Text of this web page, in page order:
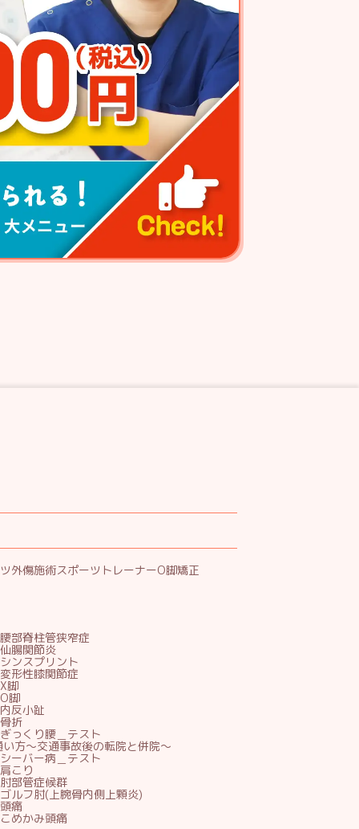
外傷施術スポーツトレーナーO脚矯正
腰部脊柱管狭窄症
仙腸関節炎
シンスプリント
変形性膝関節症
X脚
O脚
内反小趾
骨折
ぎっくり腰＿テスト
方～交通事故後の転院と併院～
シーバー病＿テスト
肩こり
肘部管症候群
ゴルフ肘(上腕骨内側上顆炎)
頭痛
こめかみ頭痛